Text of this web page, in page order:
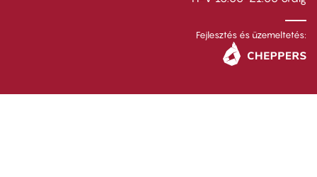
Fejlesztés és üzemeltetés: